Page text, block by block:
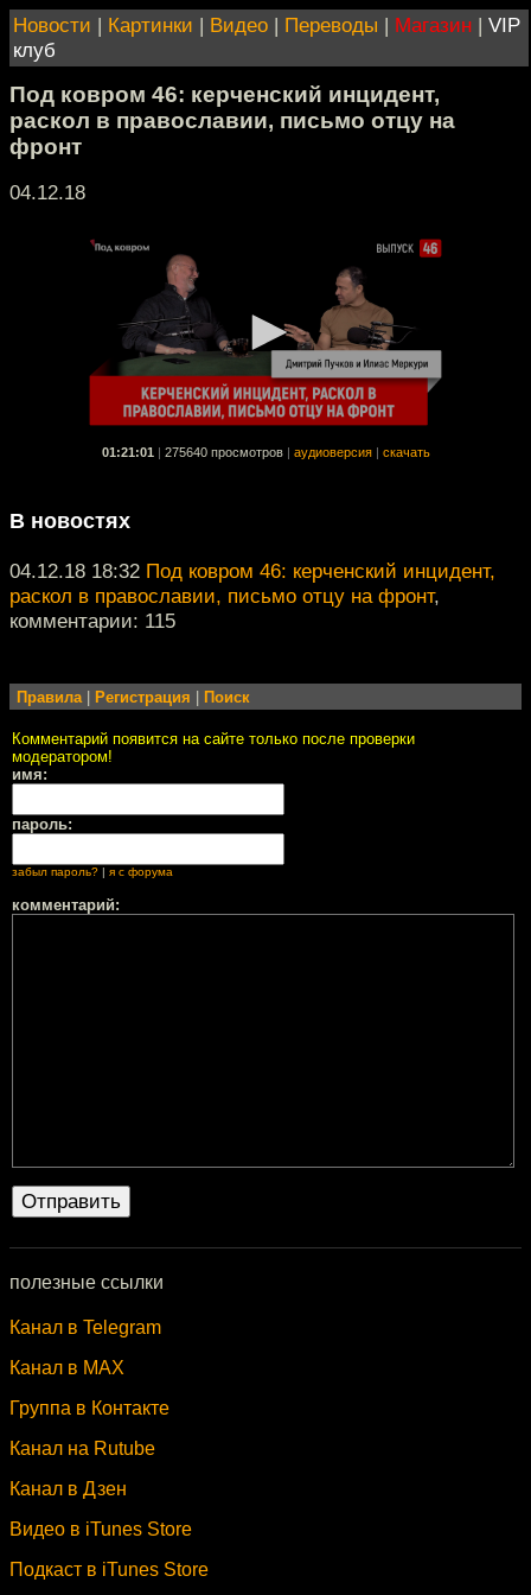
Новости | Картинки | Видео | Переводы | Магазин | VIP
клуб
Под ковром 46: керченский инцидент,
раскол в православии, письмо отцу на
фронт
04.12.18
01:21:01 275640 просмотров аудиоверсия скачать
В новостях
04.12.18 18:32 Под ковром 46: керченский инцидент,
раскол в православии, письмо отцу на фронт,
комментарии: 115
Правила| Регистрация Поиск
Комментарий появится на сайте только после проверки
модератором!
имя:
пароль:
забыл пароль? я с форума
комментарий:
полезные ссылки
Канал в Telegram
Канал в MAX
Группа в Контакте
Канал на Rutube
Канал в Дзен
Видео в iTunes Store
Подкаст в iTunes Store